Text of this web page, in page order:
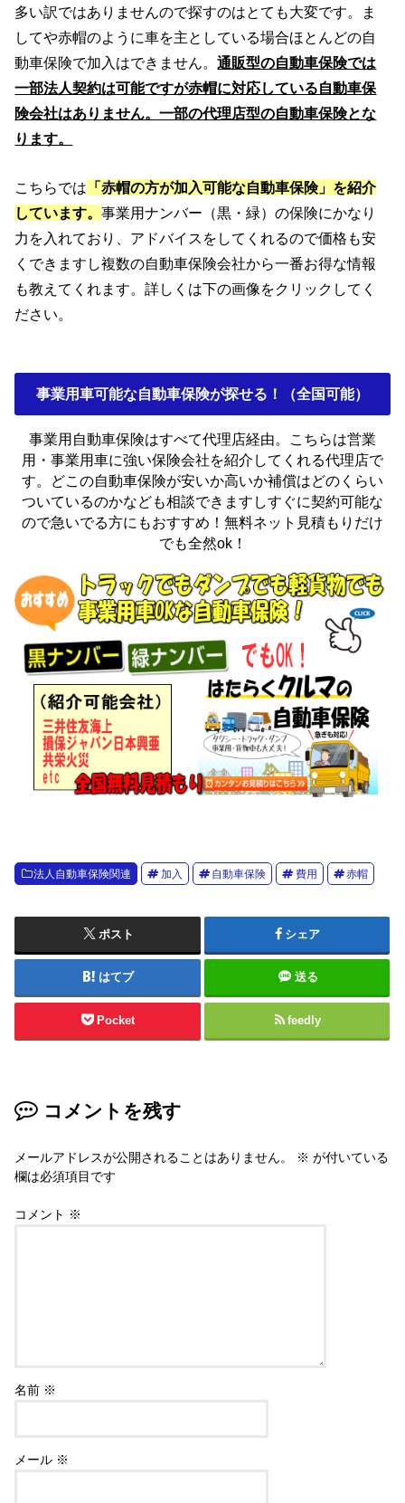
多い訳ではありませんので探すのはとても大変です。ま
してや赤帽のように車を主としている場合ほとんどの自
動車保険で加入はできません。通販型の自動車保険では
一部法人契約は可能ですが赤帽に対応している自動車保
険会社はありません。一部の代理店型の自動車保険とな
ります。
こちらでは 「赤帽の方が加入可能な自動車保険」を紹介
しています。事業用ナンバー（黒・緑）の保険にかなり
力を入れており、アドバイスをしてくれるので価格も安
くできますし複数の自動車保険会社から一番お得な情報
も教えてくれます。詳しくは下の画像をクリックしてく
ださい。
事業用車可能な自動車保険が探せる！（全国可能）
事業用自動車保険はすべて代理店経由。こちらは営業
用・事業用車に強い保険会社を紹介してくれる代理店で
す。どこの自動車保険が安いか高いか補償はどのくらい
ついているのかなども相談できますしすぐに契約可能な
ので急いでる方にもおすすめ！無料ネット見積もりだけ
でも全然ok！
法人自動車保険関連 加入 自動車保険 費用 赤帽
ポスト シェア
はてブ 送る
Pocket feedly
コメントを残す
メールアドレスが公開されることはありません。 ※ が付いている
欄は必須項目です
コメント ※
名前 ※
メール ※